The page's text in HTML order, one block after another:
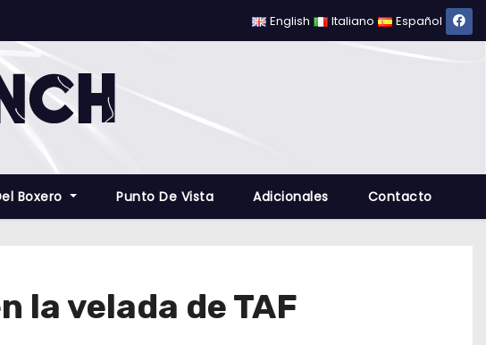
English Italiano Español
Boxero Punto De Vista Adicionales Contacto
la velada de TAF